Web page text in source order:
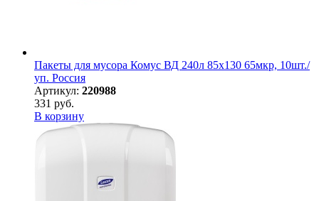
Пакеты для мусора Комус ВД 240л 85х130 65мкр, 10шт./
уп. Россия
Артикул: 220988
331 руб.
В корзину